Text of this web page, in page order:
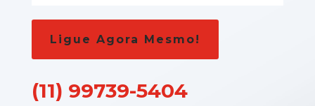
Ligue Agora Mesmo!
(11) 99739-5404